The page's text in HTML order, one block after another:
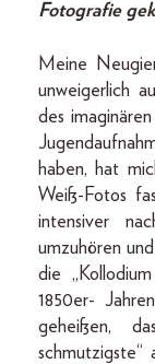
Fotografie
Meine
unweigerlich
des
haben, hat
Weiß-Fotos
intensiver
umzuhören
die
1850er-
geheißen,
schmutzigste“